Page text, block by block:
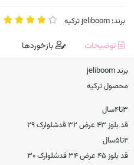
برند: jeliboom ترکیه
توضیحات بازخوردها
برند jeliboom
محصول ترکیه
۳تا۴سال
قد بلوز ۴۳ عرض ۳۲ قدشلوارک ۲۹
۴تا۵سال
قد بلوز ۴۵ عرض ۳۴ قدشلوارک ۳۰